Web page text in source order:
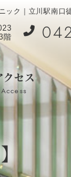
ック｜立川駅南口
階
クセス
Access